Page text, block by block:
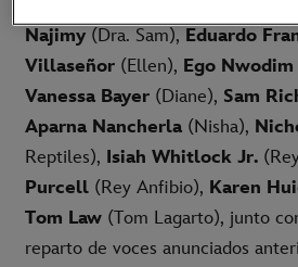
Najimy (Dra. Sam), Eduardo
Villaseñor (Ellen), Ego Nwodim
Vanessa Bayer (Diane), Sam
Aparna Nancherla (Nisha),
Reptiles), Isiah Whitlock Jr.
Purcell (Rey Anfibio), Karen
Tom Law (Tom Lagarto), junto
reparto de voces anunciados